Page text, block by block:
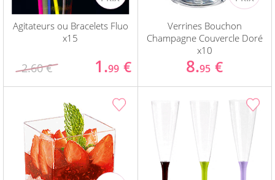
Agitateurs ou Bracelets Fluo
x15
2.60 € 1.99 €
Verrines Bouchon
Champagne Couvercle Doré
x10
8.95 €